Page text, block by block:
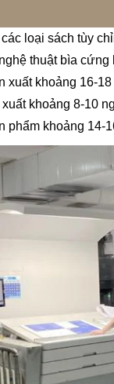
loại sách tùy
thuật bìa
xuất khoảng 16-
khoảng 8-10
phẩm khoảng